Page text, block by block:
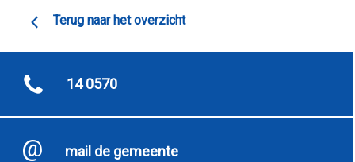
Terug naar het overzicht
14 0570
mail de gemeente